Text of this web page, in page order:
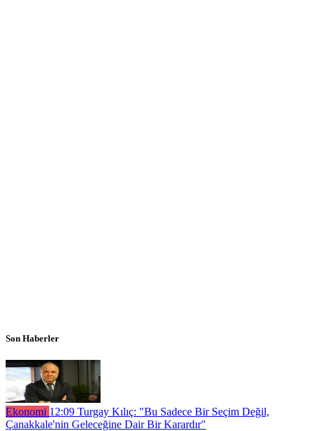
Son Haberler
Ekonomi 12:09 Turgay Kılıç: "Bu Sadece Bir Seçim Değil,
Çanakkale'nin Geleceğine Dair Bir Karardır"